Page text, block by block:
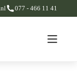
077 - 466 11 41